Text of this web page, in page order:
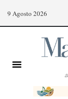
9 Agosto 2026